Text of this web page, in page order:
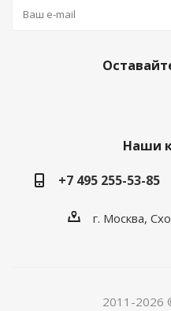
Наши
+7 495 255-53-85
г. Москва,
2011-2026